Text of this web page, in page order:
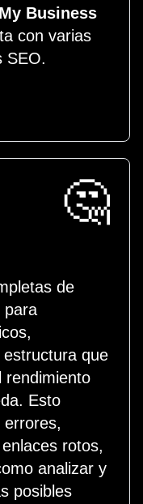
Business
con varias
SEO.
🤔
de
para
que
rendimiento
Esto
errores,
rotos,
analizar y
posibles